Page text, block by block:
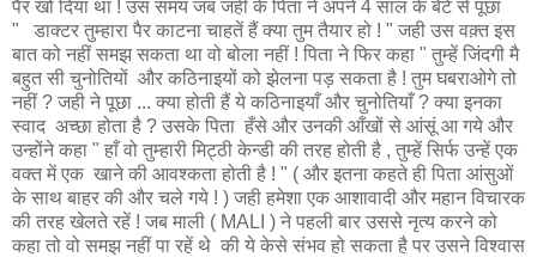
पैर खो दिया था ! उस समय जब जही के पिता ने अपने 4 साल के बेटे से पूछा
" डाक्टर तुम्हारा पैर काटना चाहतें हैं क्या तुम तैयार हो ! " जही उस वक़्त इस
बात को नहीं समझ सकता था वो बोला नहीं ! पिता ने फिर कहा " तुम्हें जिंदगी मै
बहुत सी चुनोतियों और कठिनाइयों को झेलना पड़ सकता है ! तुम घबराओगे तो
नहीं ? जही ने पूछा ... क्या होती हैं ये कठिनाइयाँ और चुनोतियाँ ? क्या इनका
स्वाद अच्छा होता है ? उसके पिता हँसे और उनकी आँखों से आंसूं आ गये और
उन्होंने कहा " हाँ वो तुम्हारी मिट्ठी केन्डी की तरह होती है , तुम्हें सिर्फ उन्हें एक
वक्त में एक खाने की आवश्कता होती है ! " ( और इतना कहते ही पिता आंसुओं
के साथ बाहर की और चले गये ! ) जही हमेशा एक आशावादी और महान विचारक
की तरह खेलते रहें ! जब माली ( MALI ) ने पहली बार उससे नृत्य करने को
कहा तो वो समझ नहीं पा रहें थे की ये केसे संभव हो सकता है पर उसने विश्वास